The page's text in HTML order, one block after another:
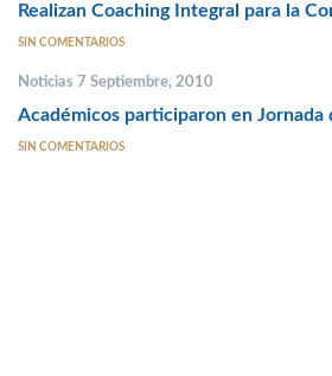
Realizan Coaching Integral para la
SIN COMENTARIOS
Noticias 7 Septiembre, 2010
Académicos participaron en Jornada
SIN COMENTARIOS